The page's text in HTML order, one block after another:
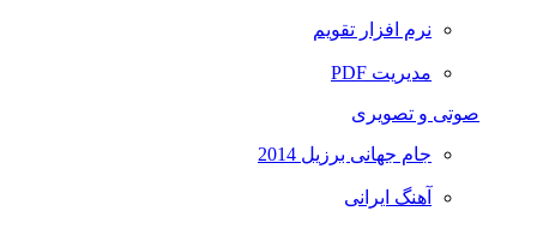
نرم افزار تقویم
مدیریت PDF
صوتی و تصویری
جام جهانی برزیل 2014
آهنگ ایرانی